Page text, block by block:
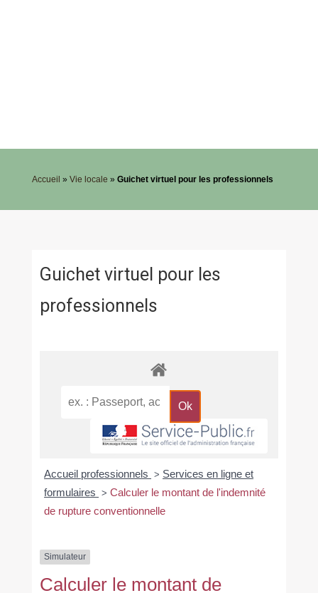
Accueil » Vie locale » Guichet virtuel pour les professionnels
Guichet virtuel pour les
professionnels
Accueil professionnels > Services en ligne et
formulaires > Calculer le montant de l'indemnité
de rupture conventionnelle
Simulateur
Calculer le montant de